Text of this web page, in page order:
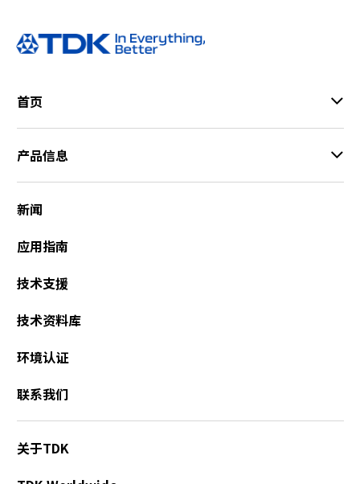
首页
产品信息
新闻
应用指南
技术支援
技术资料库
环境认证
联系我们
关于TDK